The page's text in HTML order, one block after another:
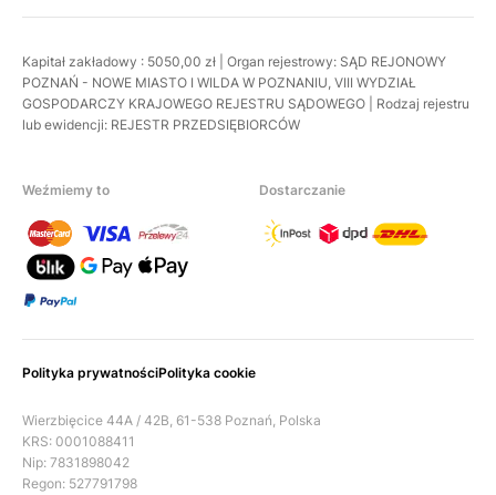
Kapitał zakładowy : 5050,00 zł | Organ rejestrowy: SĄD REJONOWY
POZNAŃ - NOWE MIASTO I WILDA W POZNANIU, VIII WYDZIAŁ
GOSPODARCZY KRAJOWEGO REJESTRU SĄDOWEGO | Rodzaj rejestru
lub ewidencji: REJESTR PRZEDSIĘBIORCÓW
Weźmiemy to Dostarczanie
Polityka prywatnościPolityka cookie
Wierzbięcice 44A / 42B, 61-538 Poznań, Polska
KRS: 0001088411
Nip: 7831898042
Regon: 527791798